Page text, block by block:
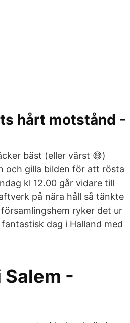
hårt motstånd -
bäst (eller värst 😅)
och gilla bilden för att rösta
kl 12.00 går vidare till
på nära håll så tänkte
ryker det ur
dag i Halland med
-